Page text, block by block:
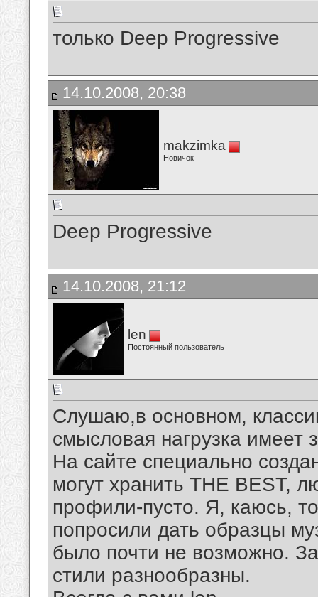
только Deep Progressive
14.10.2008, 20:38
makzimka
Новичок
Deep Progressive
14.10.2008, 21:12
len
Постоянный пользователь
Слушаю,в основном,
смысловая нагрузка имеет
На сайте специально
могут хранить THE BEST,
профили-пусто. Я, каюсь,
попросили дать образцы
было почти не возможно.
стили разнообразны.